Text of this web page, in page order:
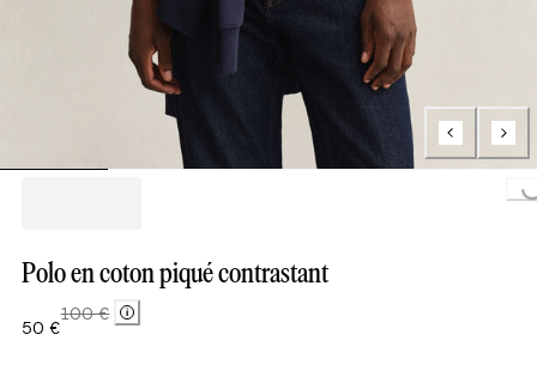
Loading...
Polo en coton piqué contrastant
50 €
100 €